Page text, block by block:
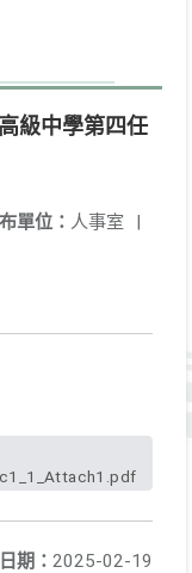
級中學第四任
單位： 人事室 |
期： 2025-02-19